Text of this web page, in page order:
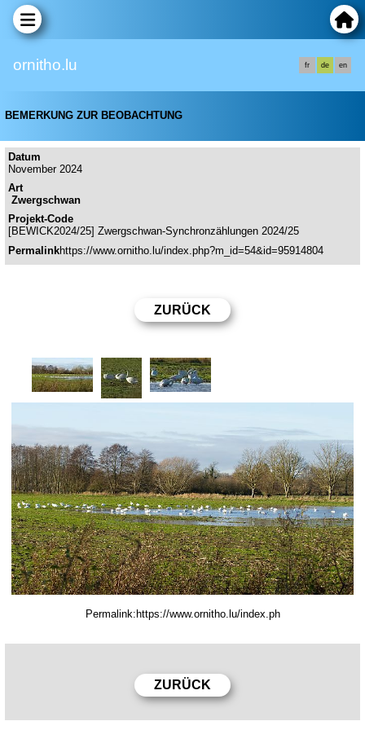
ornitho.lu fr de en
BEMERKUNG ZUR BEOBACHTUNG
Datum
November 2024
Art
Zwergschwan
Projekt-Code
[BEWICK2024/25] Zwergschwan-Synchronzählungen 2024/25
Permalink
Permalink: